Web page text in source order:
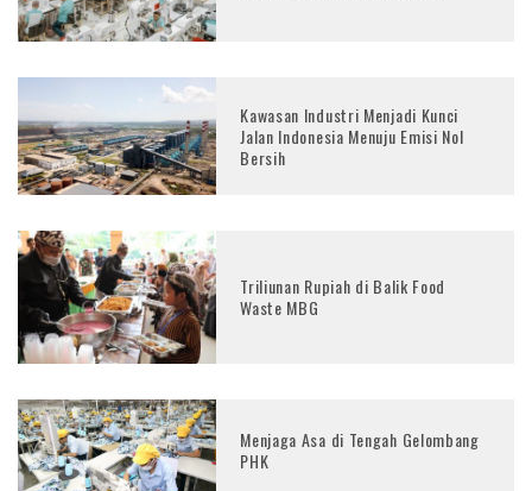
Kawasan Industri Menjadi Kunci
Jalan Indonesia Menuju Emisi Nol
Bersih
Triliunan Rupiah di Balik Food
Waste MBG
Menjaga Asa di Tengah Gelombang
PHK